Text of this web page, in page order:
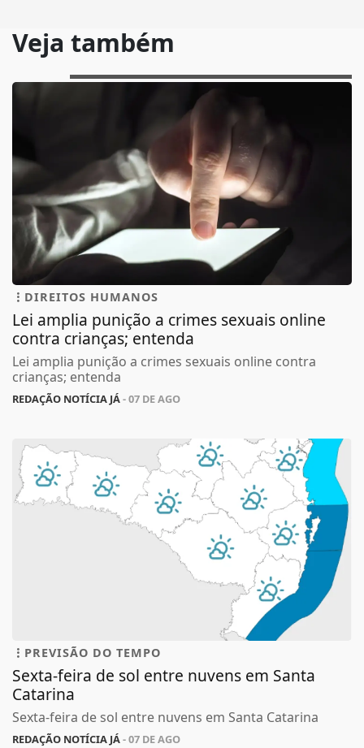
Veja também
DIREITOS HUMANOS
Lei amplia punição a crimes sexuais online
contra crianças; entenda
Lei amplia punição a crimes sexuais online contra
crianças; entenda
REDAÇÃO NOTÍCIA JÁ- 07 DE AGO
PREVISÃO DO TEMPO
Sexta-feira de sol entre nuvens em Santa
Catarina
Sexta-feira de sol entre nuvens em Santa Catarina
REDAÇÃO NOTÍCIA JÁ- 07 DE AGO